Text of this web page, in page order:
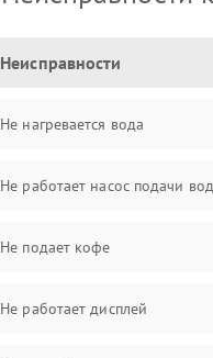
Неисправности
Не нагревается вода
Не работает насос подачи
Не подает кофе
Не работает дисплей